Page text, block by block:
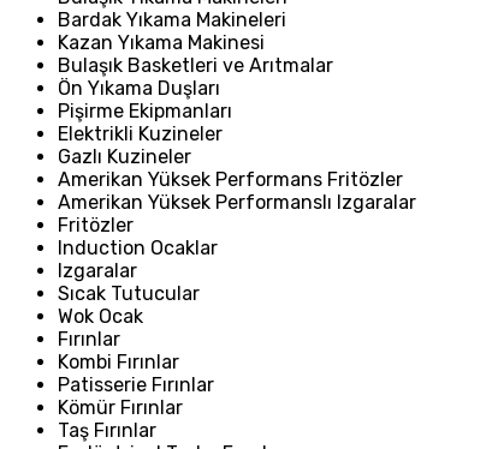
Bardak Yıkama Makineleri
Kazan Yıkama Makinesi
Bulaşık Basketleri ve Arıtmalar
Ön Yıkama Duşları
Pişirme Ekipmanları
Elektrikli Kuzineler
Gazlı Kuzineler
Amerikan Yüksek Performans Fritözler
Amerikan Yüksek Performanslı Izgaralar
Fritözler
Induction Ocaklar
Izgaralar
Sıcak Tutucular
Wok Ocak
Fırınlar
Kombi Fırınlar
Patisserie Fırınlar
Kömür Fırınlar
Taş Fırınlar